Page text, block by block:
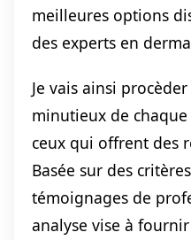
meilleures options
des experts en
Je vais ainsi
minutieux de
ceux qui offrent des
Basée sur des
témoignages de
analyse vise à